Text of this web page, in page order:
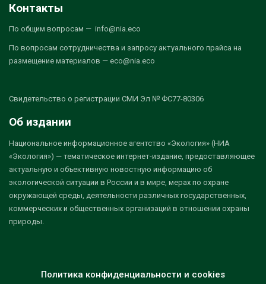
Контакты
По общим вопросам — info@nia.eco
По вопросам сотрудничества и запросу актуального прайса на
размещение материалов — eco@nia.eco
Свидетельство о регистрации СМИ Эл № ФС77-80306
Об издании
Национальное информационное агентство «Экология» (НИА
«Экология») — тематическое интернет-издание, предоставляющее
актуальную и объективную новостную информацию об
экологической ситуации в России и в мире, мерах по охране
окружающей среды, деятельности различных государственных,
коммерческих и общественных организаций в отношении охраны
природы.
Политика конфиденциальности и cookies